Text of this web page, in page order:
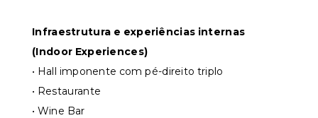
Infraestrutura e experiências internas
(Indoor Experiences)
• Hall imponente com pé-direito triplo
• Restaurante
• Wine Bar